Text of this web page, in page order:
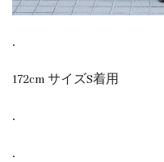
.
172cm サイズS着用
.
.